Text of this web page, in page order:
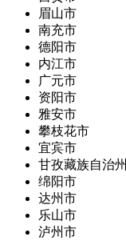
眉山市
南充市
德阳市
内江市
广元市
资阳市
雅安市
攀枝花市
宜宾市
甘孜藏族自治州
绵阳市
达州市
乐山市
泸州市